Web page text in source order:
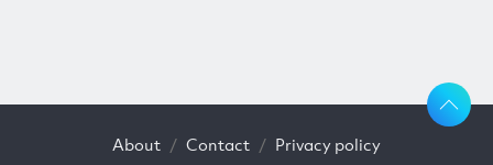
About Contact Privacy policy